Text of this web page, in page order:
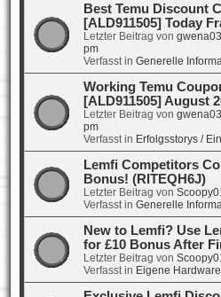
Best Temu Discount
[ALD911505] Today
Letzter Beitrag von
pm
Verfasst in Generelle
Working Temu
[ALD911505] August
Letzter Beitrag von
pm
Verfasst in Erfolgsstorys /
Lemfi Competitors
Bonus! (RITEQH6J)
Letzter Beitrag von
Verfasst in Generelle
New to Lemfi? Use
for £10 Bonus After
Letzter Beitrag von
Verfasst in Eigene Hardware